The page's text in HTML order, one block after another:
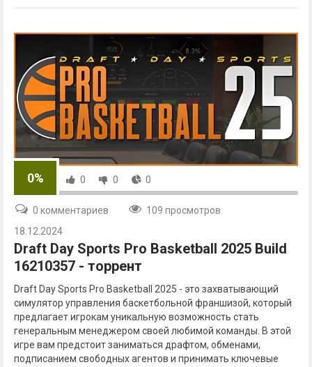
0% 0 0 0
0 комментариев
109 просмотров
18.12.2024
Draft Day Sports Pro Basketball 2025 Build
16210357 - торрент
Draft Day Sports Pro Basketball 2025 - это захватывающий
симулятор управления баскетбольной франшизой, который
предлагает игрокам уникальную возможность стать
генеральным менеджером своей любимой команды. В этой
игре вам предстоит заниматься драфтом, обменами,
подписанием свободных агентов и принимать ключевые